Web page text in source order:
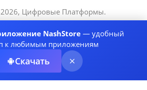
2026, Цифровые Платформы.
системы
NashStore— удобный
к любимым приложениям
Скачать